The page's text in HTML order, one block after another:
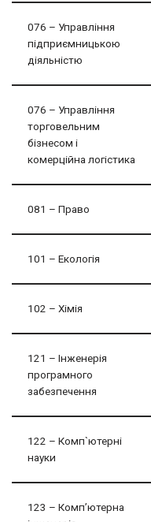
076 – Управління
підприємницькою
діяльністю
076 – Управління
торговельним
бізнесом і
комерційна логістика
081 – Право
101 – Екологія
102 – Хімія
121 – Інженерія
програмного
забезпечення
122 – Комп`ютерні
науки
123 – Комп’ютерна